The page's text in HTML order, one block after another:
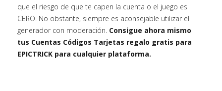
que el riesgo de que te capen la cuenta o el juego es
CERO. No obstante, siempre es aconsejable utilizar el
generador con moderación. Consigue ahora mismo
tus Cuentas Códigos Tarjetas regalo gratis para
EPICTRICK para cualquier plataforma.